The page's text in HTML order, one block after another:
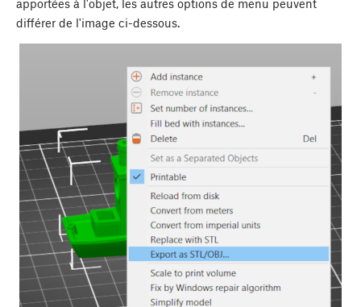
apportées à l'objet, les autres options de menu peuvent
différer de l'image ci-dessous.